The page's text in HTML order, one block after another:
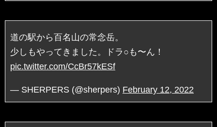
道の駅から百名山の常念岳。
少しもやってきました。ドラ○も〜ん！
pic.twitter.com/CcBr57kESf
— SHERPERS (@sherpers) February 12, 2022